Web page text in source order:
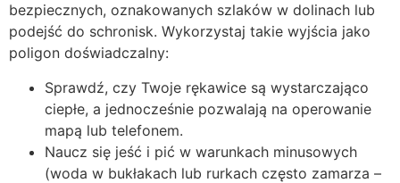
bezpiecznych, oznakowanych szlaków w dolinach lub
podejść do schronisk. Wykorzystaj takie wyjścia jako
poligon doświadczalny:
Sprawdź, czy Twoje rękawice są wystarczająco
ciepłe, a jednocześnie pozwalają na operowanie
mapą lub telefonem.
Naucz się jeść i pić w warunkach minusowych
(woda w bukłakach lub rurkach często zamarza –